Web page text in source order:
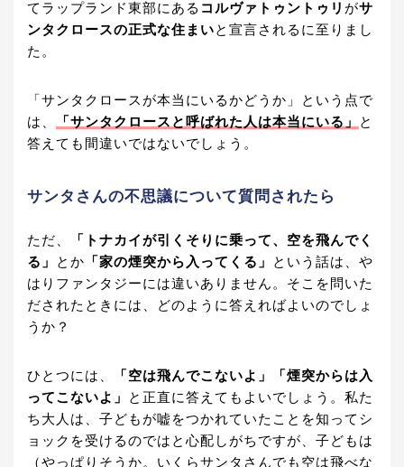
てラップランド東部にある コルヴァトゥントゥリ がサ
ンタクロースの正式な住まいと宣言されるに至りまし
た。
「サンタクロースが本当にいるかどうか」という点で
は、
「サンタクロースと呼ばれた人は本当にいる」
と
答えても間違いではないでしょう。
サンタさんの不思議について質問されたら
ただ、
「トナカイが引くそりに乗って、空を飛んでく
る」
とか 「家の煙突から入ってくる」
という話は、や
はりファンタジーには違いありません。そこを問いた
だされたときには、どのように答えればよいのでしょ
うか？
ひとつには、
「空は飛んでこないよ」「煙突からは入
ってこないよ」
と正直に答えてもよいでしょう。私た
ち大人は、子どもが嘘をつかれていたことを知ってシ
ョックを受けるのではと心配しがちですが、子どもは
（やっぱりそうか。いくらサンタさんでも空は飛べな